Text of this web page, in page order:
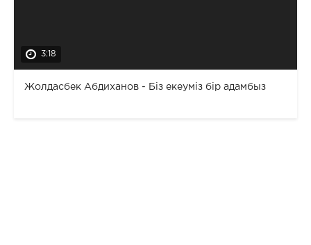
3:18
Жолдасбек Абдиханов - Біз екеуміз бір адамбыз